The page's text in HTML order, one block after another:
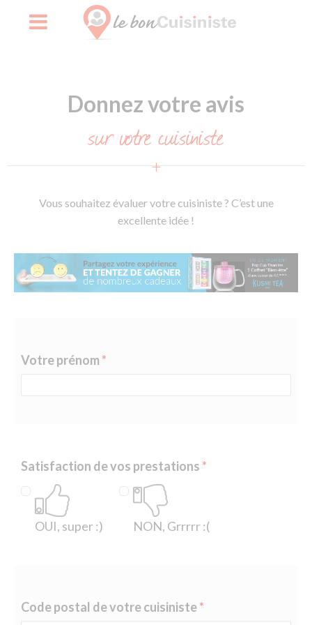
Donnez votre avis
sur votre cuisiniste
Vous souhaitez évaluer votre cuisiniste ? C’est une
excellente idée !
Votre prénom
Satisfaction de vos prestations
OUI, super :) NON, Grrrrr :(
Code postal de votre cuisiniste